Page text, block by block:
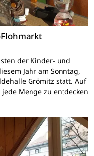
der Kinder- und
Jahr am Sonntag,
Grömitz statt. Auf
Menge zu entdecken